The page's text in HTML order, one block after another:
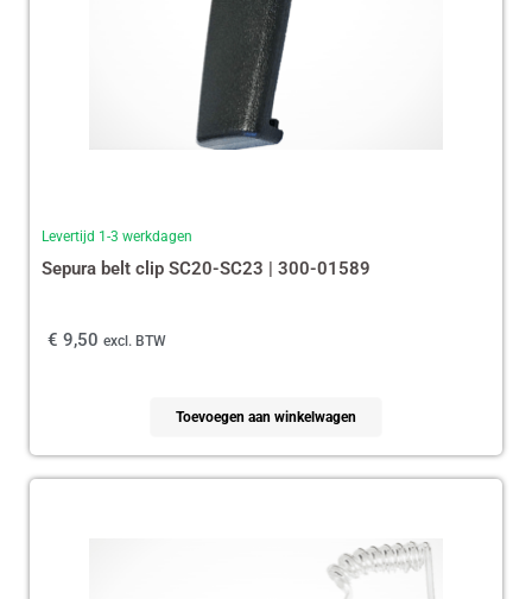
Levertijd 1-3 werkdagen
Sepura belt clip SC20-SC23 | 300-01589
€ 9,50 excl. BTW
Toevoegen aan winkelwagen